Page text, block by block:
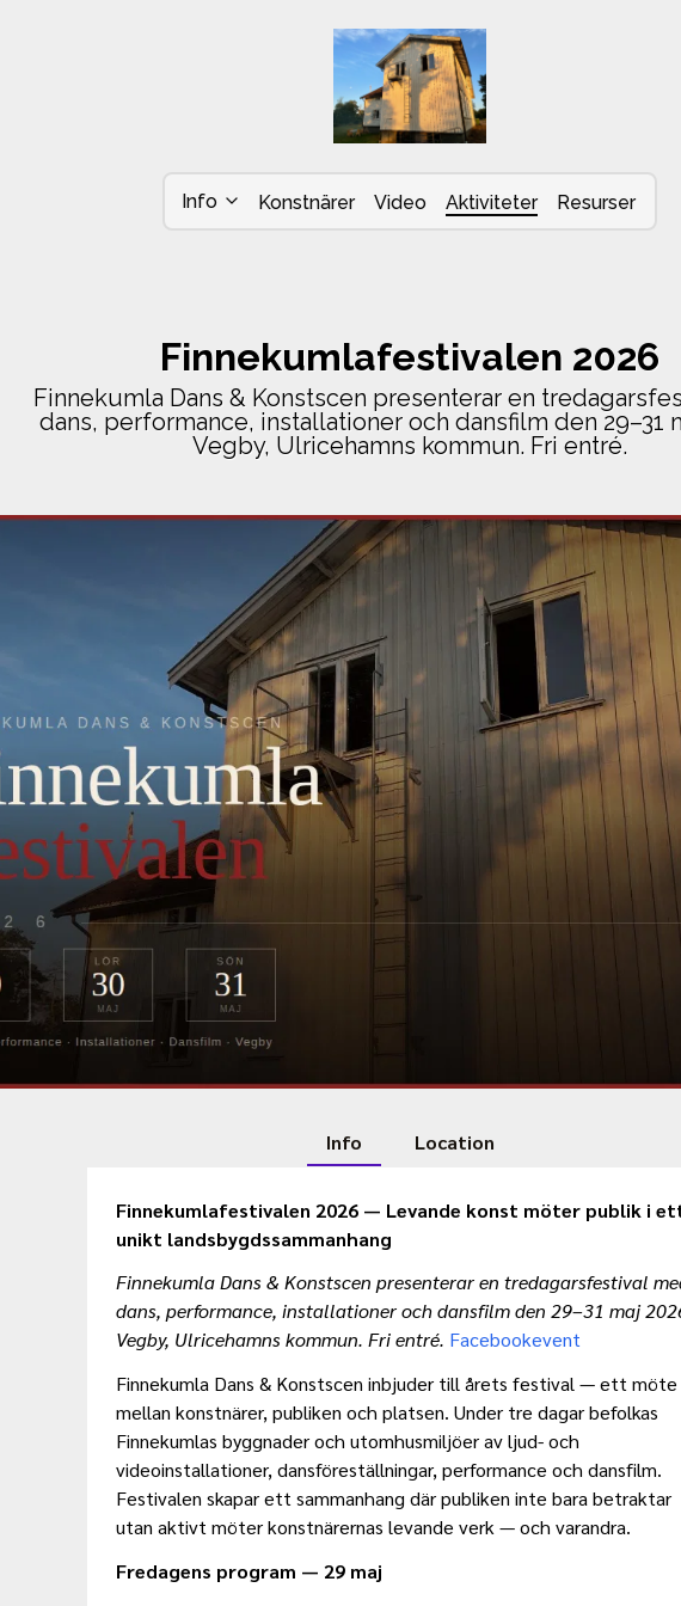
Info Konstnärer Video Aktiviteter Resurser
Finnekumlafestivalen 2026
Finnekumla Dans & Konstscen presenterar en
dans, performance, installationer och dansfilm den 29–31
Vegby, Ulricehamns kommun. Fri entré.
Info Location
Finnekumlafestivalen 2026 — Levande konst möter publik i
unikt landsbygdssammanhang
Finnekumla Dans & Konstscen presenterar en tredagarsfestival
dans, performance, installationer och dansfilm den 29–31 maj
Vegby, Ulricehamns kommun. Fri entré. Facebookevent
Finnekumla Dans & Konstscen inbjuder till årets festival — ett möte
mellan konstnärer, publiken och platsen. Under tre dagar befolkas
Finnekumlas byggnader och utomhusmiljöer av ljud- och
videoinstallationer, dansföreställningar, performance och dansfilm.
Festivalen skapar ett sammanhang där publiken inte bara betraktar
utan aktivt möter konstnärernas levande verk — och varandra.
Fredagens program — 29 maj